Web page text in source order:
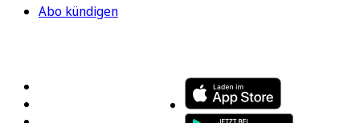
Abo kündigen